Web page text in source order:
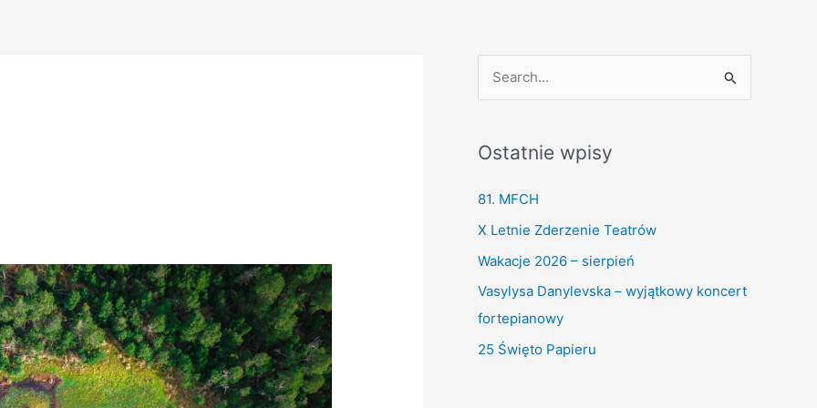
r
c
o
r
:
Ostatnie wpisy
81. MFCH
X Letnie Zderzenie Teatrów
Wakacje 2026 – sierpień
Vasylysa Danylevska – wyjątkowy koncert
fortepianowy
25 Święto Papieru